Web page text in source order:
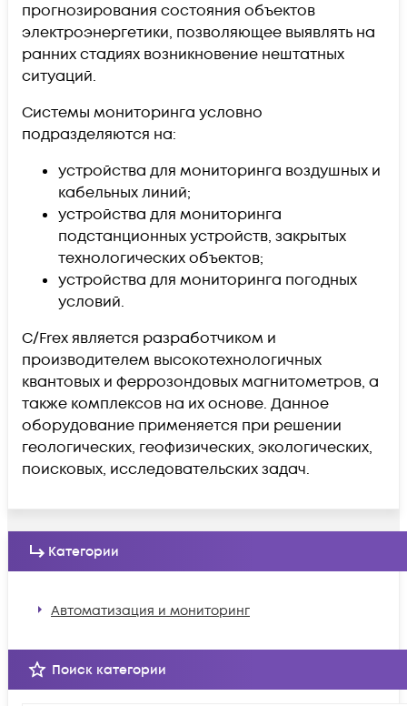
прогнозирования состояния объектов
электроэнергетики, позволяющее выявлять на
ранних стадиях возникновение нештатных
ситуаций.
Системы мониторинга условно
подразделяются на:
устройства для мониторинга воздушных и
кабельных линий;
устройства для мониторинга
подстанционных устройств, закрытых
технологических объектов;
устройства для мониторинга погодных
условий.
C/Frex является разработчиком и
производителем высокотехнологичных
квантовых и феррозондовых магнитометров, а
также комплексов на их основе. Данное
оборудование применяется при решении
геологических, геофизических, экологических,
поисковых, исследовательских задач.
Категории
Автоматизация и мониторинг
Поиск категории